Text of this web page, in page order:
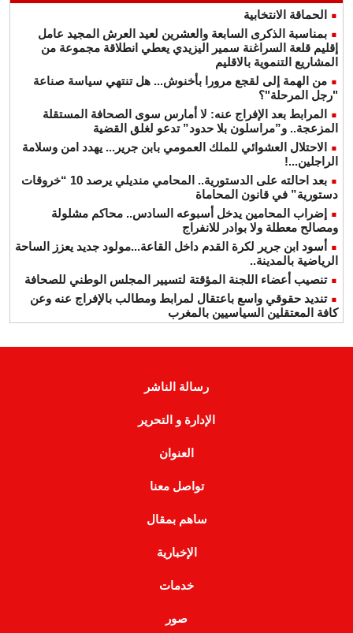
الحماقة الانتخابية
بمناسبة الذكرى السابعة والعشرين لعيد العرش المجيد عامل
إقليم قلعة السراغنة سمير اليزيدي يعطي انطلاقة مجموعة من
المشاريع التنموية بالاقليم
من الهمة إلى لقجع مرورا بأخنوش... هل تنتهي سياسة صناعة
"رجل المرحلة"؟
المرابط بعد الإفراج عنه: لا أمارس سوى الصحافة المستقلة
المزعجة.. و”مراسلون بلا حدود” تدعو لغلق القضية
الاحتلال العشوائي للملك العمومي بابن جرير... يهدد امن وسلامة
الراجلين...!
بعد احالته على الدستورية.. المحامي منديلي يرصد 10 “خروقات
دستورية” في قانون المحاماة
إضراب المحامين يدخل أسبوعه السادس.. محاكم مشلولة
ومصالح معطلة ولا بوادر للانفراج
أسود ابن جرير لكرة القدم داخل القاعة...مولود جديد يعزز الساحة
الرياضية بالمدينة..
تنصيب أعضاء اللجنة المؤقتة لتسيير المجلس الوطني للصحافة
تنديد حقوقي واسع باعتقال لمرابط ومطالب بالإفراج عنه وعن
كافة المعتقلين السياسيين بالمغرب
رسالة الناشر
الإدارة و التحرير
العنوان
تواصل معنا
ساهم بمقال
الإخبارية
خدمات
صور